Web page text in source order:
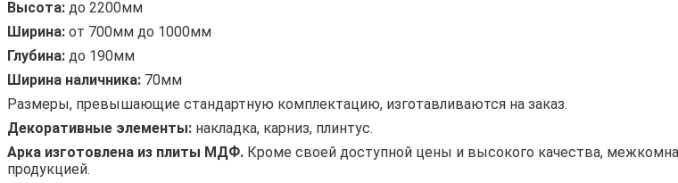
Высота: до 2200мм
Ширина: от 700мм до 1000мм
Глубина: до 190мм
Ширина наличника: 70мм
Размеры, превышающие стандартную комплектацию, изготавливаются на заказ.
Декоративные элементы: накладка, карниз, плинтус.
Арка изготовлена из плиты МДФ. Кроме своей доступной цены и высокого качества,
продукцией.